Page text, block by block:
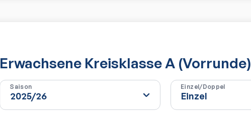
Erwachsene Kreisklasse A (Vorrunde)
Saison Einzel/Doppel